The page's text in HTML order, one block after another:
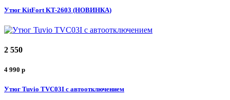
Утюг KitFort KT-2603 (НОВИНКА)
2 550
4 990 p
Утюг Tuvio TVC03I с автоотключением